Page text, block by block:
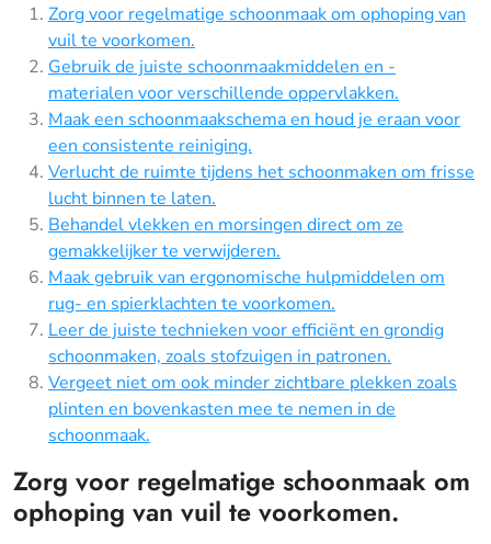
Zorg voor regelmatige schoonmaak om ophoping van
vuil te voorkomen.
Gebruik de juiste schoonmaakmiddelen en -
materialen voor verschillende oppervlakken.
Maak een schoonmaakschema en houd je eraan voor
een consistente reiniging.
Verlucht de ruimte tijdens het schoonmaken om frisse
lucht binnen te laten.
Behandel vlekken en morsingen direct om ze
gemakkelijker te verwijderen.
Maak gebruik van ergonomische hulpmiddelen om
rug- en spierklachten te voorkomen.
Leer de juiste technieken voor efficiënt en grondig
schoonmaken, zoals stofzuigen in patronen.
Vergeet niet om ook minder zichtbare plekken zoals
plinten en bovenkasten mee te nemen in de
schoonmaak.
Zorg voor regelmatige schoonmaak om
ophoping van vuil te voorkomen.